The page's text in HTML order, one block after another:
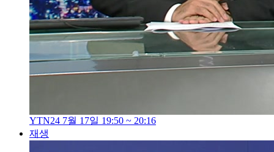
YTN24 7월 17일 19:50 ~ 20:16
재생